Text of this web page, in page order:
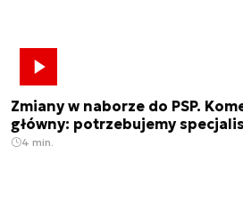
Zmiany w naborze do PSP.
główny: potrzebujemy
4 min.